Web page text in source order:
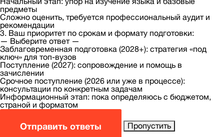
предметы
Сложно оценить, требуется профессиональный аудит и
рекомендации
3. Ваш приоритет по срокам и формату подготовки:
— Выберите ответ —
Заблаговременная подготовка (2028+): стратегия «под
ключ» для топ-вузов
Поступление (2027): сопровождение и помощь в
зачислении
Срочное поступление (2026 или уже в процессе):
консультации по конкретным задачам
Информационный этап: пока определяюсь с бюджетом,
страной и форматом
Отправить ответы Пропустить